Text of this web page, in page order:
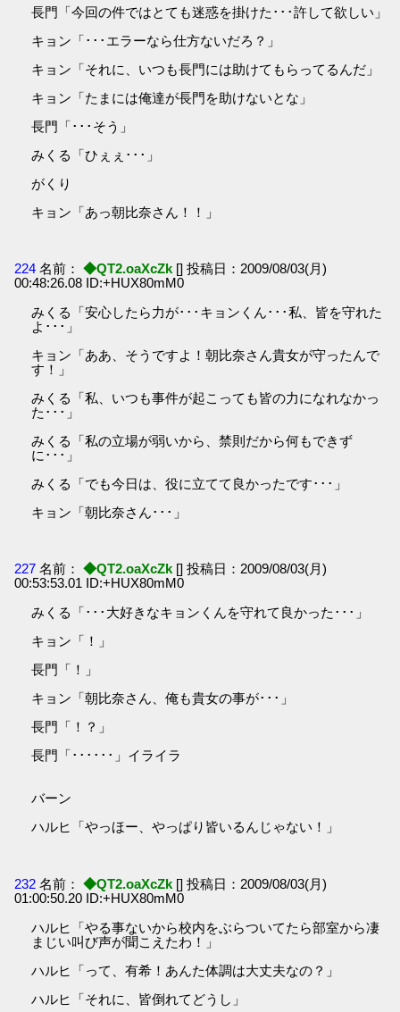
長門「今回の件ではとても迷惑を掛けた･･･許して欲しい」
キョン「･･･エラーなら仕方ないだろ？」
キョン「それに、いつも長門には助けてもらってるんだ」
キョン「たまには俺達が長門を助けないとな」
長門「･･･そう」
みくる「ひぇぇ･･･」
がくり
キョン「あっ朝比奈さん！！」
224 名前： ◆QT2.oaXcZk [] 投稿日：2009/08/03(月)
00:48:26.08 ID:+HUX80mM0
みくる「安心したら力が･･･キョンくん･･･私、皆を守れた
よ･･･」
キョン「ああ、そうですよ！朝比奈さん貴女が守ったんで
す！」
みくる「私、いつも事件が起こっても皆の力になれなかっ
た･･･」
みくる「私の立場が弱いから、禁則だから何もできず
に･･･」
みくる「でも今日は、役に立てて良かったです･･･」
キョン「朝比奈さん･･･」
227 名前： ◆QT2.oaXcZk [] 投稿日：2009/08/03(月)
00:53:53.01 ID:+HUX80mM0
みくる「･･･大好きなキョンくんを守れて良かった･･･」
キョン「！」
長門「！」
キョン「朝比奈さん、俺も貴女の事が･･･」
長門「！？」
長門「･･････」イライラ
バーン
ハルヒ「やっほー、やっぱり皆いるんじゃない！」
232 名前： ◆QT2.oaXcZk [] 投稿日：2009/08/03(月)
01:00:50.20 ID:+HUX80mM0
ハルヒ「やる事ないから校内をぶらついてたら部室から凄
まじい叫び声が聞こえたわ！」
ハルヒ「って、有希！あんた体調は大丈夫なの？」
ハルヒ「それに、皆倒れてどうし」